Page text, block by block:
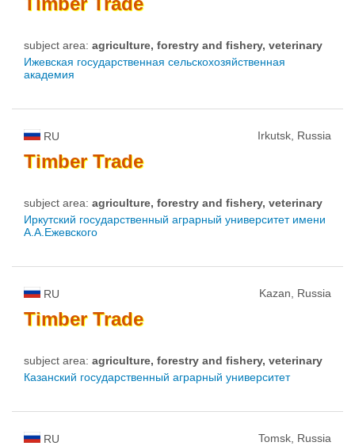
subject area: agriculture, forestry and fishery, veterinary
Ижевская государственная сельскохозяйственная
академия
RU Irkutsk, Russia
Timber Trade
subject area: agriculture, forestry and fishery, veterinary
Иркутский государственный аграрный университет имени
А.А.Ежевского
RU Kazan, Russia
Timber Trade
subject area: agriculture, forestry and fishery, veterinary
Казанский государственный аграрный университет
RU Tomsk, Russia